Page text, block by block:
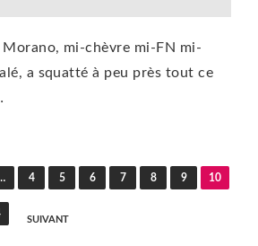
mi-chèvre mi-FN mi-
a squatté à peu près tout ce
4 5 6 7 8 9 10
SUIVANT